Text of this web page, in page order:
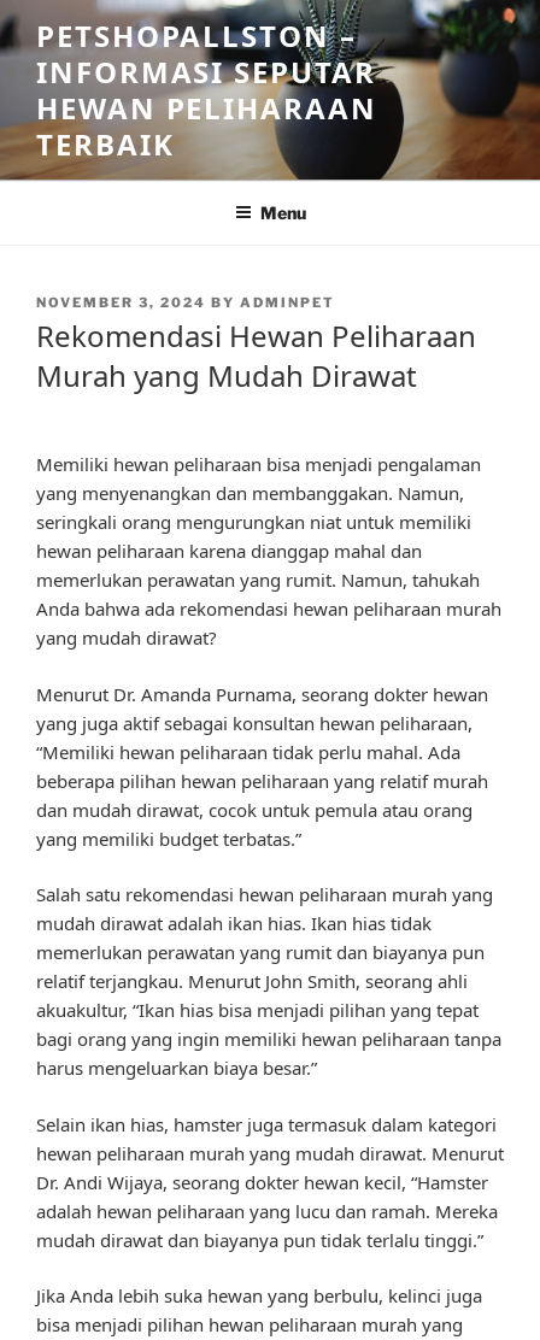
Skip
to
content
PETSHOPALLSTON –
INFORMASI SEPUTAR
HEWAN PELIHARAAN
TERBAIK
Menu
POSTED
NOVEMBER 3, 2024 BY ADMINPET
Rekomendasi Hewan Peliharaan
Murah yang Mudah Dirawat
Memiliki hewan peliharaan bisa menjadi pengalaman
yang menyenangkan dan membanggakan. Namun,
seringkali orang mengurungkan niat untuk memiliki
hewan peliharaan karena dianggap mahal dan
memerlukan perawatan yang rumit. Namun, tahukah
Anda bahwa ada rekomendasi hewan peliharaan murah
yang mudah dirawat?
Menurut Dr. Amanda Purnama, seorang dokter hewan
yang juga aktif sebagai konsultan hewan peliharaan,
“Memiliki hewan peliharaan tidak perlu mahal. Ada
beberapa pilihan hewan peliharaan yang relatif murah
dan mudah dirawat, cocok untuk pemula atau orang
yang memiliki budget terbatas.”
Salah satu rekomendasi hewan peliharaan murah yang
mudah dirawat adalah ikan hias. Ikan hias tidak
memerlukan perawatan yang rumit dan biayanya pun
relatif terjangkau. Menurut John Smith, seorang ahli
akuakultur, “Ikan hias bisa menjadi pilihan yang tepat
bagi orang yang ingin memiliki hewan peliharaan tanpa
harus mengeluarkan biaya besar.”
Selain ikan hias, hamster juga termasuk dalam kategori
hewan peliharaan murah yang mudah dirawat. Menurut
Dr. Andi Wijaya, seorang dokter hewan kecil, “Hamster
adalah hewan peliharaan yang lucu dan ramah. Mereka
mudah dirawat dan biayanya pun tidak terlalu tinggi.”
Jika Anda lebih suka hewan yang berbulu, kelinci juga
bisa menjadi pilihan hewan peliharaan murah yang